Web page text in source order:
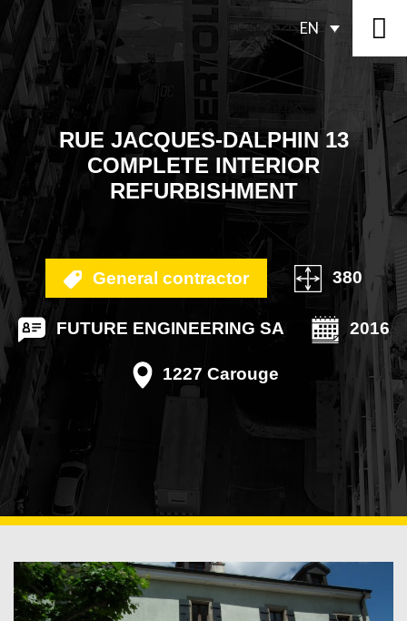
EN
RUE JACQUES-DALPHIN 13
COMPLETE INTERIOR
REFURBISHMENT
General contractor 380
FUTURE ENGINEERING SA 2016
1227 Carouge